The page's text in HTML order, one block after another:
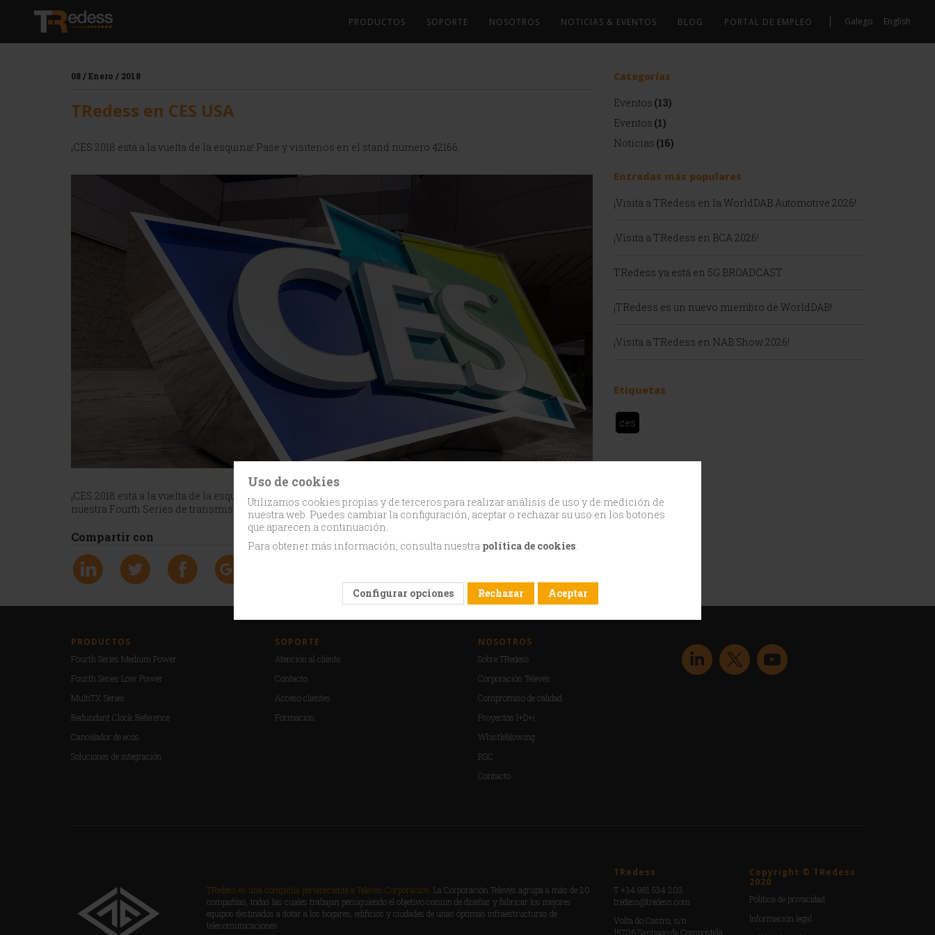
contenido
principal
English
Galego
PRODUCTOS SOPORTE NOSOTROS NOTICIAS & EVENTOS BLOG PORTAL DE EMPLEO
08 / Enero / 2018
TRedess en CES USA
¡CES 2018 está a la vuelta de la esquina! Pase y visítenos en el stand número 42166.
¡CES 2018 está a la vuelta de la esquina! Pase y visítenos en el stand número 42166, donde presentaremos
nuestra Fourth Series de transmisores ATSC UHF de baja potencia listos para el Repack.
Compartir con
Categorías
Eventos (13)
Eventos (1)
Noticias (16)
Entradas más populares
¡Visita a TRedess en la WorldDAB Automotive 2026!
¡Visita a TRedess en BCA 2026!
TRedess ya está en 5G BROADCAST
¡TRedess es un nuevo miembro de WorldDAB!
¡Visita a TRedess en NAB Show 2026!
Etiquetas
ces
PRODUCTOS
Fourth Series Medium Power
Fourth Series Low Power
MultiTX Series
Redundant Clock Reference
Cancelador de ecos
Soluciones de integración
SOPORTE
Atención al cliente
Contacto
Acceso clientes
Formación
NOSOTROS
Sobre TRedess
Corporación Televés
Compromiso de calidad
Proyectos I+D+i
Whistleblowing
RSC
Contacto
TRedess es una compañía perteneciente a Televés Corporación. La Corporación Televés agrupa a más de 20
compañías, todas las cuales trabajan persiguiendo el objetivo común de diseñar y fabricar los mejores
equipos destinados a dotar a los hogares, edificios y ciudades de unas óptimas infraestructuras de
telecomunicaciones.
TRedess
T +34 981 534 203
tredess@tredess.com
Volta do Castro, s/n
15706 Santiago de Compostela
Copyright © TRedess
2020
Política de privacidad
Información legal
Uso de cookies
Utilizamos cookies propias y de terceros para realizar análisis de uso y de medición de
nuestra web. Puedes cambiar la configuración, aceptar o rechazar su uso en los botones
que aparecen a continuación.
Para obtener más información, consulta nuestra política de cookies.
Configurar opciones Rechazar Aceptar